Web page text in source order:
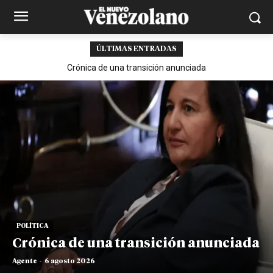
ÚLTIMAS ENTRADAS
Crónica de una transición anunciada
POLÍTICA
Crónica de una transición anunciada
Agente - 6 agosto 2026